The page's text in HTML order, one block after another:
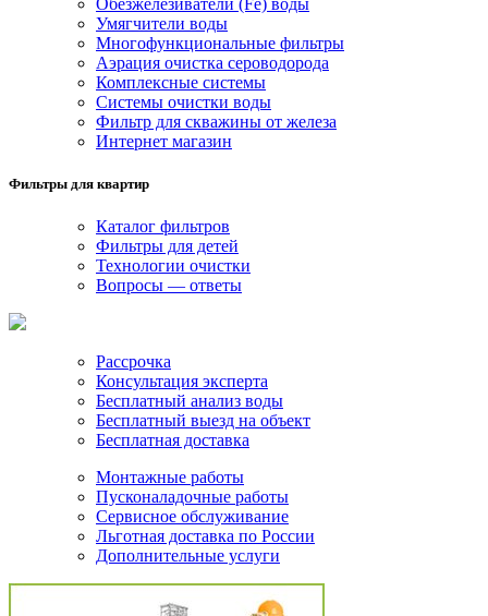
Умягчители воды
Многофункциональные фильтры
Аэрация очистка сероводорода
Комплексные системы
Системы очистки воды
Фильтр для скважины от железа
Интернет магазин
Фильтры для квартир
Каталог фильтров
Фильтры для детей
Технологии очистки
Вопросы — ответы
Рассрочка
Консультация эксперта
Бесплатный анализ воды
Бесплатный выезд на объект
Бесплатная доставка
Монтажные работы
Пусконаладочные работы
Сервисное обслуживание
Льготная доставка по России
Дополнительные услуги